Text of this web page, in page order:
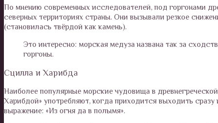
По мнению современных исследователей, под горгонами
северных территориях страны. Они вызывали резкое
(становилась твёрдой как камень).
Это интересно: морская медуза названа так за
горгоны.
Сцилла и Харибда
Наиболее популярные морские чудовища в
Харибдой» употребляют, когда приходится выходить
выражение: «Из огня да в полымя».